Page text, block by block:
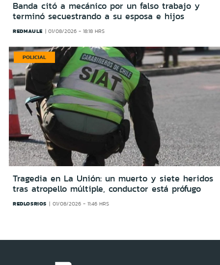
Banda citó a mecánico por un falso trabajo y
terminó secuestrando a su esposa e hijos
REDMAULE 01/08/2026 - 18:18 HRS
POLICIAL
Tragedia en La Unión: un muerto y siete heridos
tras atropello múltiple, conductor está prófugo
REDLOSRIOS 01/08/2026 - 11:46 HRS